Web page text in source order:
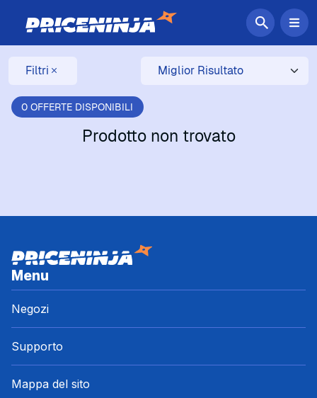
Filtri
0 OFFERTE DISPONIBILI
Prodotto non trovato
Menu
Negozi
Supporto
Mappa del sito